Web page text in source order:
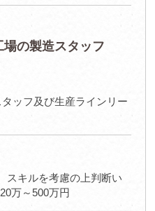
の製造スタッフ
ッフ及び生産ラインリー
スキルを考慮の上判断い
万～500万円